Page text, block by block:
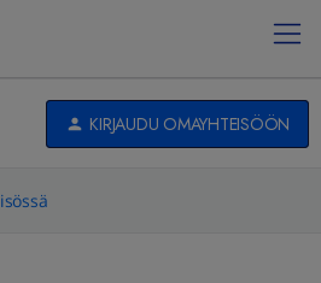
KIRJAUDU OMAYHTEISÖÖN